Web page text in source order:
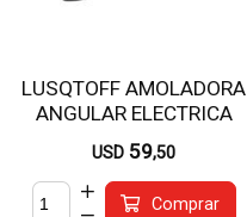
LUSQTOFF AMOLADORA
ANGULAR ELECTRICA
115MM 850W AML850-9
USD 59,50
Comprar